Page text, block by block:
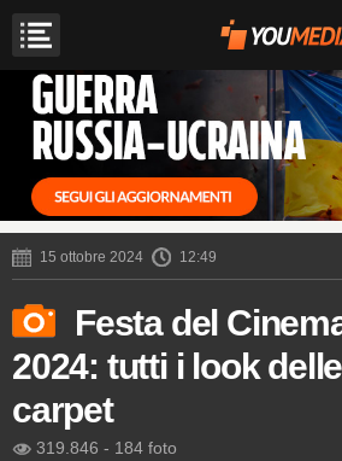
15 ottobre 2024 12:49
Festa del
2024: tutti i look
carpet
319.846 - 184 foto